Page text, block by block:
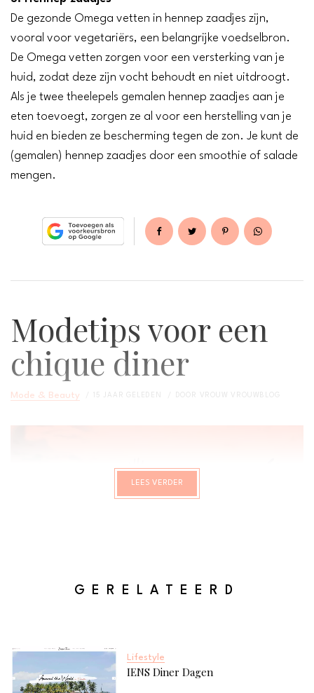
De gezonde Omega vetten in hennep zaadjes zijn,
vooral voor vegetariërs, een belangrijke voedselbron.
De Omega vetten zorgen voor een versterking van je
huid, zodat deze zijn vocht behoudt en niet uitdroogt.
Als je twee theelepels gemalen hennep zaadjes aan je
eten toevoegt, zorgen ze al voor een herstelling van je
huid en bieden ze bescherming tegen de zon. Je kunt de
(gemalen) hennep zaadjes door een smoothie of salade
mengen.
Modetips voor een
chique diner
Mode & Beauty 15 JAAR GELEDEN DOOR VROUW VROUWBLOG
LEES VERDER
GERELATEERD
Lifestyle
IENS Diner Dagen